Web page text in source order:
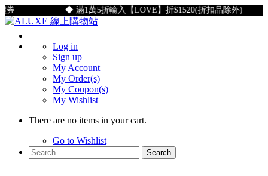
◆ 滿1萬5折輸入【LOVE】折$1520(折扣品除外)
Log in
Sign up
My Account
My Order(s)
My Coupon(s)
My Wishlist
There are no items in your cart.
Go to Wishlist
Search